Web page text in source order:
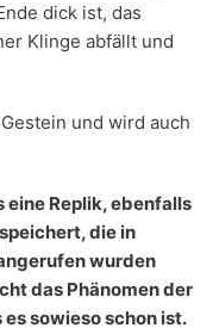
dick ist, das
Klinge abfällt und
und wird auch
eine Replik, ebenfalls
die in
wurden
das Phänomen der
sowieso schon ist.